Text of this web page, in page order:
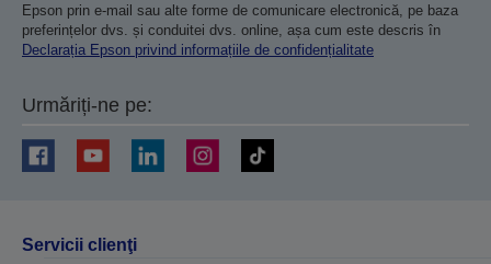
Epson prin e-mail sau alte forme de comunicare electronică, pe baza
preferințelor dvs. și conduitei dvs. online, așa cum este descris în
Declarația Epson privind informațiile de confidențialitate
Urmăriți-ne pe:
Servicii clienţi